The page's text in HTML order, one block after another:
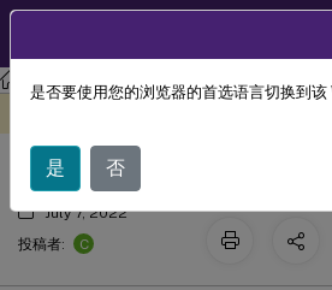
Linux 虚拟投递代理 Linux 虚拟投递代
身份验证
July 7, 2022
投稿者:
C
是否要使用您的浏览器的首选语言切换到该
是 否